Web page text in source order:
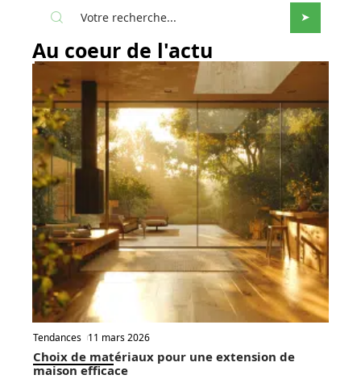
Au coeur de l'actu
Tendances 11 mars 2026
Choix de matériaux pour une extension de
maison efficace